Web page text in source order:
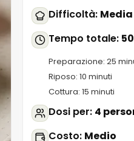
Difficoltà: Media
Tempo totale:
Preparazione:25
Riposo:10 minuti
Cottura:15 minuti
Dosi per: 4
Costo: Medio